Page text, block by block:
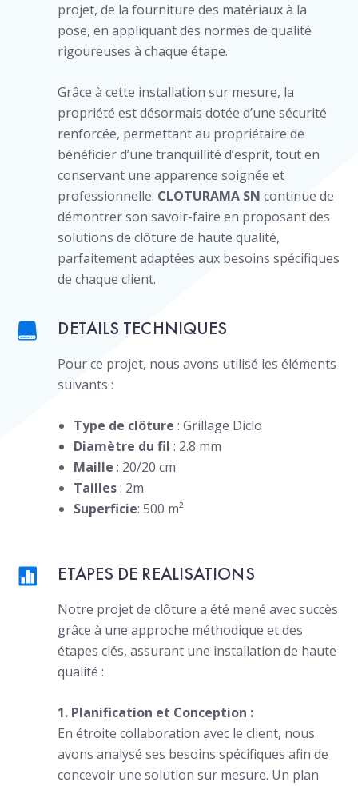
projet, de la fourniture des matériaux à la
pose, en appliquant des normes de qualité
rigoureuses à chaque étape.
Grâce à cette installation sur mesure, la
propriété est désormais dotée d’une sécurité
renforcée, permettant au propriétaire de
bénéficier d’une tranquillité d’esprit, tout en
conservant une apparence soignée et
professionnelle. CLOTURAMA SN continue de
démontrer son savoir-faire en proposant des
solutions de clôture de haute qualité,
parfaitement adaptées aux besoins spécifiques
de chaque client.
DETAILS TECHNIQUES
Pour ce projet, nous avons utilisé les éléments
suivants :
Type de clôture : Grillage Diclo
Diamètre du fil : 2.8 mm
Maille : 20/20 cm
Tailles : 2m
Superficie: 500 m²
ETAPES DE REALISATIONS
Notre projet de clôture a été mené avec succès
grâce à une approche méthodique et des
étapes clés, assurant une installation de haute
qualité :
1. Planification et Conception :
En étroite collaboration avec le client, nous
avons analysé ses besoins spécifiques afin de
concevoir une solution sur mesure. Un plan